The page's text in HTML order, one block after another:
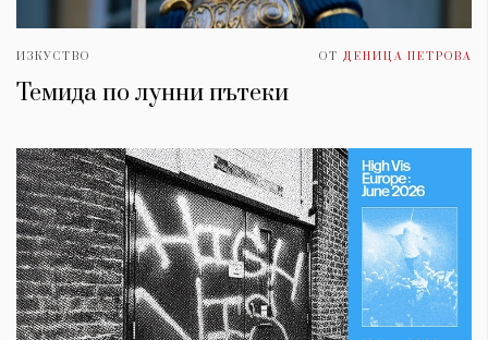
ИЗКУСТВО ОТ ДЕНИЦА ПЕТРОВА
Темида по лунни пътеки